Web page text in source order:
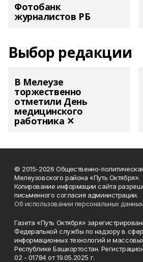
Фотобанк
журналистов РБ
Выбор редакции
В Мелеузе
торжественно
отметили День
медицинского
работника ✕
© 2015-2026 Общественно-
Мелеузовского района «Путь Октября».
Копирование информации сайта
письменного согласия администрации.
Об использовании персональных данных
Газета «Путь Октября»
Федеральной службы по надзору в
информационных технологий и
Республике Башкортостан.
02 - 01784 от 19.05.2025 г.